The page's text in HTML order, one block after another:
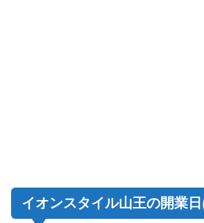
イオンスタイル山王の開業日